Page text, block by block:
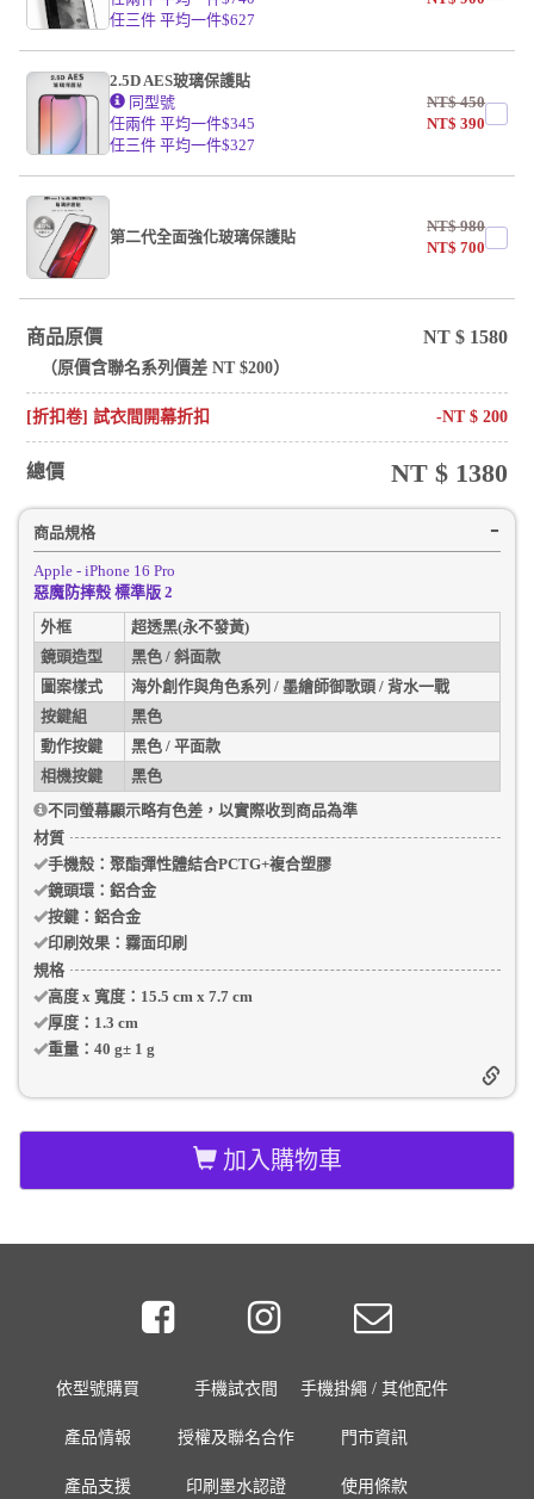
任三件 平均一件$627
2.5D AES玻璃保護貼
同型號
任兩件 平均一件$345
任三件 平均一件$327
NT$450
NT$390
第二代全面強化玻璃保護貼
NT$980
NT$700
商品原價 NT $ 1580
（原價含聯名系列 價差 NT $200）
[折扣卷] 試衣間開幕折扣 -NT $200
總價 NT $ 1380
商品規格
Apple - iPhone 16 Pro
惡魔防摔殼 標準版 2
外框
超透黑(永不發黃)
鏡頭造型
黑色 / 斜面款
圖案樣式
海外創作與角色系列 / 墨繪師御歌頭 / 背水一戰
按鍵組
黑色
動作按鍵
黑色 / 平面款
相機按鍵
黑色
不同螢幕顯示略有色差，以實際收到商品為準
材質
手機殼：聚酯彈性體結合PCTG+複合塑膠
鏡頭環： 鋁合金
按鍵： 鋁合金
印刷效果： 霧面印刷
規格
高度 x 寬度： 15.5 cm x 7.7 cm
厚度： 1.3 cm
重量： 40 g±1 g
加入購物車
依型號購買 手機試衣間 手機掛繩 / 其他配件
產品情報 授權及聯名合作 門市資訊
產品支援 印刷墨水認證 使用條款